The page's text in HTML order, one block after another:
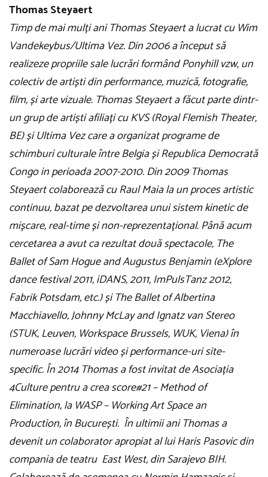
Thomas Steyaert
Timp de mai mulți ani Thomas Steyaert a lucrat cu Wim
Vandekeybus/Ultima Vez. Din 2006 a început să
realizeze propriile sale lucrări formând Ponyhill vzw, un
colectiv de artiști din performance, muzică, fotografie,
film, și arte vizuale. Thomas Steyaert a făcut parte dintr-
un grup de artiști afiliați cu KVS (Royal Flemish Theater,
BE) și Ultima Vez care a organizat programe de
schimburi culturale între Belgia și Republica Democrată
Congo in perioada 2007-2010. Din 2009 Thomas
Steyaert colaborează cu Raul Maia la un proces artistic
continuu, bazat pe dezvoltarea unui sistem kinetic de
mișcare, real-time și non-reprezentațional. Până acum
cercetarea a avut ca rezultat două spectacole, The
Ballet of Sam Hogue and Augustus Benjamin (eXplore
dance festival 2011, iDANS, 2011, ImPulsTanz 2012,
Fabrik Potsdam, etc.) și The Ballet of Albertina
Macchiavello, Johnny McLay and Ignatz van Stereo
(STUK, Leuven, Workspace Brussels, WUK, Viena) în
numeroase lucrări video și performance-uri site-
specific. În 2014 Thomas a fost invitat de Asociația
4Culture pentru a crea score#21 – Method of
Elimination, la WASP – Working Art Space an
Production, în București. În ultimii ani Thomas a
devenit un colaborator apropiat al lui Haris Pasovic din
compania de teatru East West, din Sarajevo BIH.